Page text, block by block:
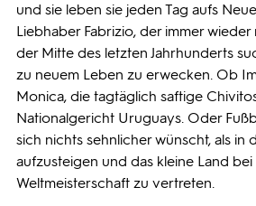
und sie leben sie jeden Tag aufs
Liebhaber Fabrizio, der immer wieder
der Mitte des letzten Jahrhunderts
zu neuem Leben zu erwecken. Ob
Monica, die tagtäglich saftige
Nationalgericht Uruguays. Oder
sich nichts sehnlicher wünscht, als in
aufzusteigen und das kleine Land
Weltmeisterschaft zu vertreten.